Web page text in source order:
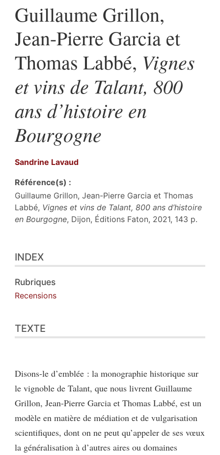
Guillaume Grillon,
Jean-Pierre Garcia et
Thomas Labbé, Vignes
et vins de Talant, 800
ans d’histoire en
Bourgogne
Sandrine Lavaud
Référence(s) :
Guillaume Grillon, Jean-Pierre Garcia et Thomas
Labbé, Vignes et vins de Talant, 800 ans d’histoire
en Bourgogne, Dijon, Éditions Faton, 2021, 143 p.
Texte
Citer cet article
Auteur
INDEX
Rubriques
Recensions
TEXTE
Disons-le d’emblée : la monographie historique sur
le vignoble de Talant, que nous livrent Guillaume
Grillon, Jean-Pierre Garcia et Thomas Labbé, est un
modèle en matière de médiation et de vulgarisation
scientifiques, dont on ne peut qu’appeler de ses vœux
la généralisation à d’autres aires ou domaines